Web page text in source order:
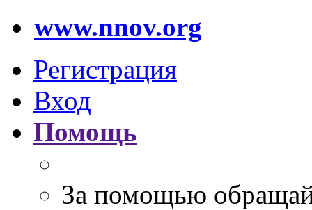
www.nnov.org
Регистрация
Вход
Помощь
За помощью